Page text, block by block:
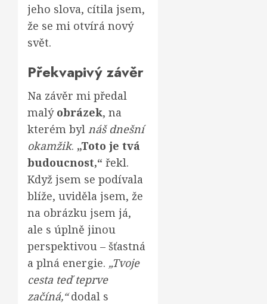
jeho slova, cítila jsem,
že se mi otvírá nový
svět.
Překvapivý závěr
Na závěr mi předal
malý obrázek, na
kterém byl náš dnešní
okamžik. „Toto je tvá
budoucnost,“ řekl.
Když jsem se podívala
blíže, uviděla jsem, že
na obrázku jsem já,
ale s úplně jinou
perspektivou – šťastná
a plná energie. „Tvoje
cesta teď teprve
začíná,“dodal s